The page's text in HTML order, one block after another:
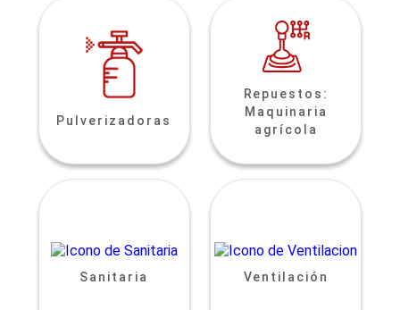
Pulverizadoras
Repuestos:
Maquinaria
agrícola
Sanitaria Ventilación